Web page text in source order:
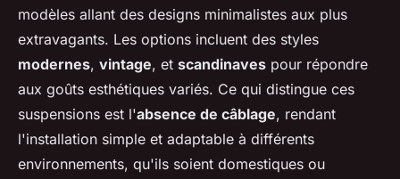
modèles allant des designs minimalistes aux plus
extravagants. Les options incluent des styles
modernes, vintage, et scandinaves pour répondre
aux goûts esthétiques variés. Ce qui distingue ces
suspensions est l'absence de câblage, rendant
l'installation simple et adaptable à différents
environnements, qu'ils soient domestiques ou